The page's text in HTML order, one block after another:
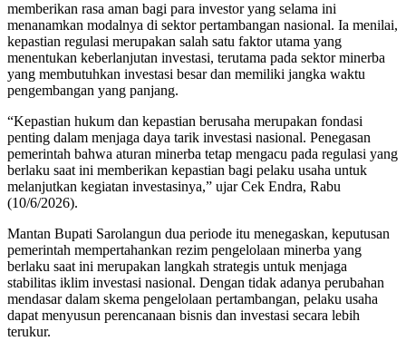
memberikan rasa aman bagi para investor yang selama ini
menanamkan modalnya di sektor pertambangan nasional. Ia menilai,
kepastian regulasi merupakan salah satu faktor utama yang
menentukan keberlanjutan investasi, terutama pada sektor minerba
yang membutuhkan investasi besar dan memiliki jangka waktu
pengembangan yang panjang.
“Kepastian hukum dan kepastian berusaha merupakan fondasi
penting dalam menjaga daya tarik investasi nasional. Penegasan
pemerintah bahwa aturan minerba tetap mengacu pada regulasi yang
berlaku saat ini memberikan kepastian bagi pelaku usaha untuk
melanjutkan kegiatan investasinya,” ujar Cek Endra, Rabu
(10/6/2026).
Mantan Bupati Sarolangun dua periode itu menegaskan, keputusan
pemerintah mempertahankan rezim pengelolaan minerba yang
berlaku saat ini merupakan langkah strategis untuk menjaga
stabilitas iklim investasi nasional. Dengan tidak adanya perubahan
mendasar dalam skema pengelolaan pertambangan, pelaku usaha
dapat menyusun perencanaan bisnis dan investasi secara lebih
terukur.